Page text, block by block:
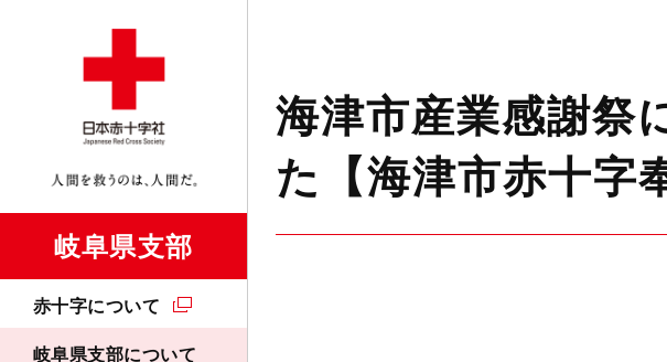
岐阜県支部
赤十字について
岐阜県支部について
海津市産業感謝祭
た【海津市赤十字